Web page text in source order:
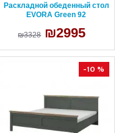
Раскладной обеденный стол
EVORA Green 92
₪3328 ₪2995
-10 %